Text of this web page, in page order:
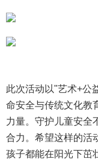
此次活动以"艺术+公
命安全与传统文化教
力量。守护儿童安全
合力。希望这样的活
孩子都能在阳光下茁